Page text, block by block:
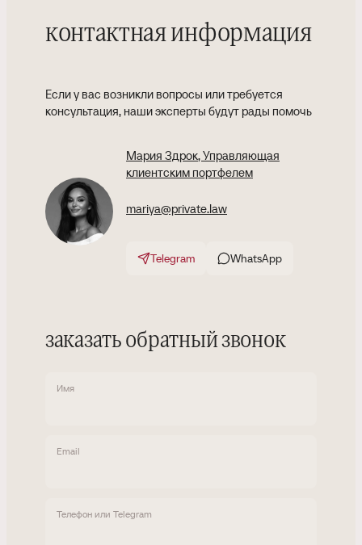
контактная информация
Если у вас возникли вопросы или требуется
консультация, наши эксперты будут рады помочь
Мария Здрок, Управляющая
клиентским портфелем
mariya@private.law
Telegram WhatsApp
заказать обратный звонок
Имя
Email
Телефон или Telegram